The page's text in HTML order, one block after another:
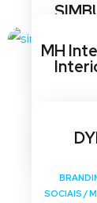
SOCIAIS /
MH
SOCIAIS /